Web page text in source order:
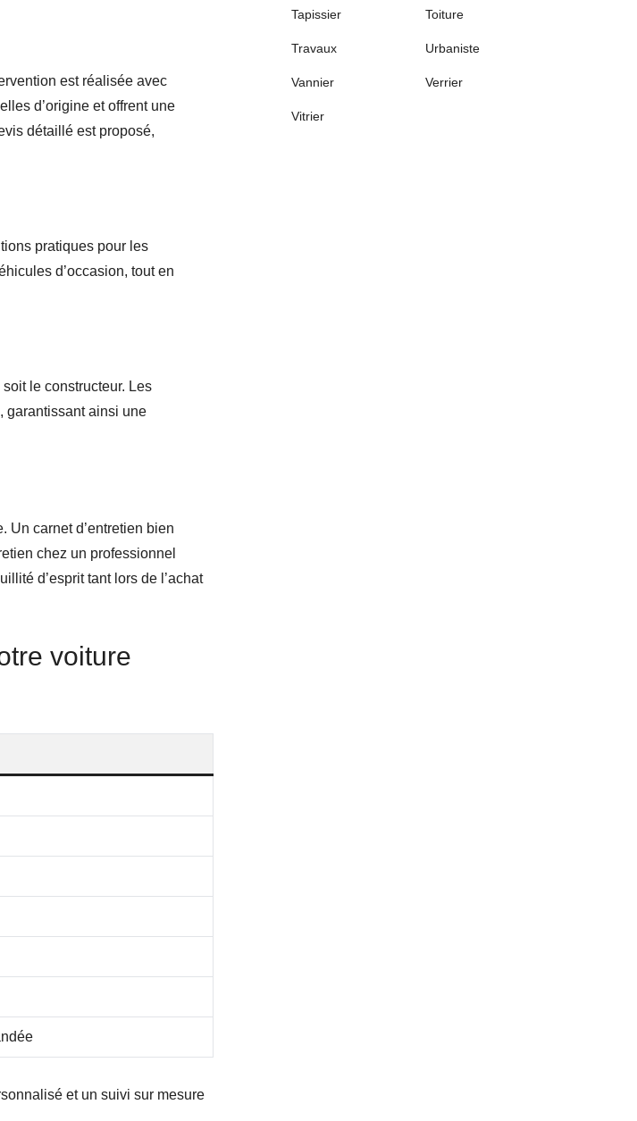
est réalisée avec
d’origine et offrent une
détaillé est proposé,
pratiques pour les
d’occasion, tout en
le constructeur. Les
garantissant ainsi une
Un carnet d’entretien bien
chez un professionnel
d’esprit tant lors de l’achat
voiture
et un suivi sur mesure
Tapissier Toiture
Travaux Urbaniste
Vannier Verrier
Vitrier